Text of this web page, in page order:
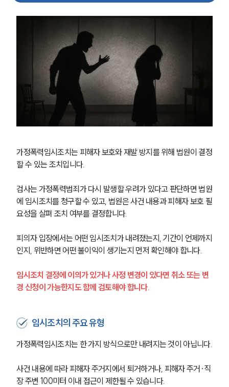
가정폭력임시조치는 피해자 보호와 재발 방지를 위해 법원이 결정
할 수 있는 조치입니다.
검사는 가정폭력범죄가 다시 발생할 우려가 있다고 판단하면 법원
에 임시조치를 청구할 수 있고, 법원은 사건 내용과 피해자 보호 필
요성을 살펴 조치 여부를 결정합니다.
피의자 입장에서는 어떤 임시조치가 내려졌는지, 기간이 언제까지
인지, 위반하면 어떤 불이익이 생기는지 먼저 확인해야 합니다.
임시조치 결정에 이의가 있거나 사정 변경이 있다면 취소 또는 변
경 신청이 가능한지도 함께 검토해야 합니다.
임시조치의 주요 유형
가정폭력임시조치는 한 가지 방식으로만 내려지는 것이 아닙니다.
사건 내용에 따라 피해자 주거지에서 퇴거하거나, 피해자 주거·직
장 주변 100미터 이내 접근이 제한될 수 있습니다.